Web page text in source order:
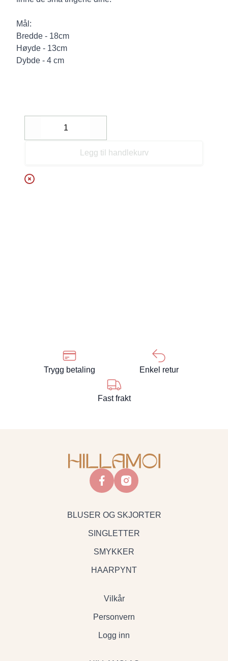
Mål:
Bredde - 18cm
Høyde - 13cm
Dybde - 4 cm
Decrease
Legg til handlekurv
Trygg betaling Enkel retur
Fast frakt
facebookinstagram
BLUSER OG SKJORTER
SINGLETTER
SMYKKER
HAARPYNT
Vilkår
Personvern
Logg inn